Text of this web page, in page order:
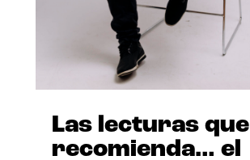
Las lecturas que
recomienda… el